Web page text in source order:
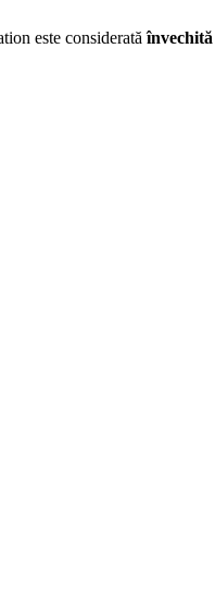
este consideratăînvechită